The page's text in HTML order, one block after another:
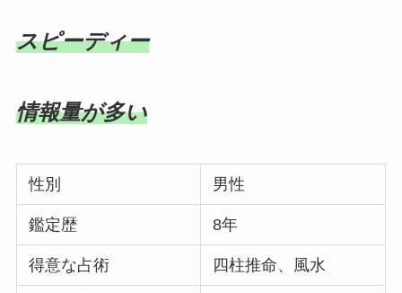
スピーディー
情報量が多い
性別 男性
鑑定歴 8年
得意な占術 四柱推命、風水